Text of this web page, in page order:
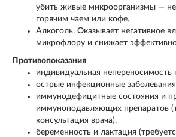
убить живые микроорганизмы — не
горячим чаем или кофе.
Алкоголь. Оказывает негативное
микрофлору и снижает
Противопоказания
индивидуальная непереносимость
острые инфекционные
иммунодефицитные состояния и
иммуноподавляющих препаратов
консультация врача).
беременность и лактация